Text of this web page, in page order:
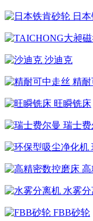
日
沙迪克
精耐
旺瞬铣床
瑞士费
高
水雾
FBB砂轮